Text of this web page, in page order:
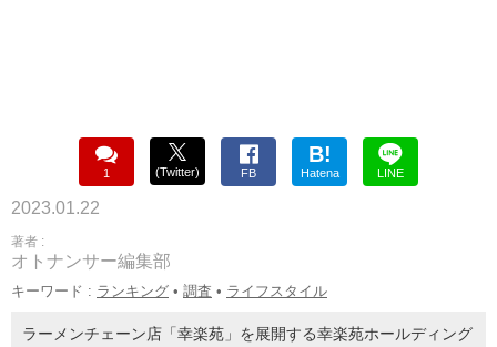
1 (Twitter) FB
B!
Hatena LINE
2023.01.22
著者 :
オトナンサー編集部
キーワード : ランキング • 調査 • ライフスタイル
ラーメンチェーン店「幸楽苑」を展開する幸楽苑ホールディング